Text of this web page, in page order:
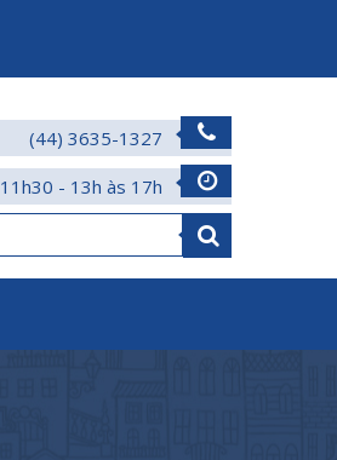
(44) 3635-1327
- 13h às 17h